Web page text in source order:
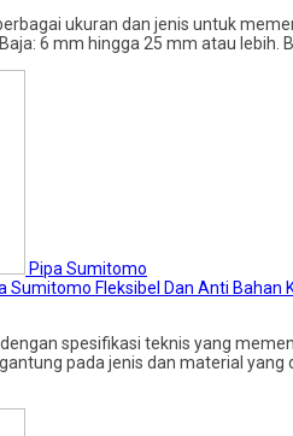
ukuran dan jenis untuk
6 mm hingga 25 mm atau
Pipa Sumitomo
Sumitomo Fleksibel Dan Anti Bahan
spesifikasi teknis yang
pada jenis dan material yang